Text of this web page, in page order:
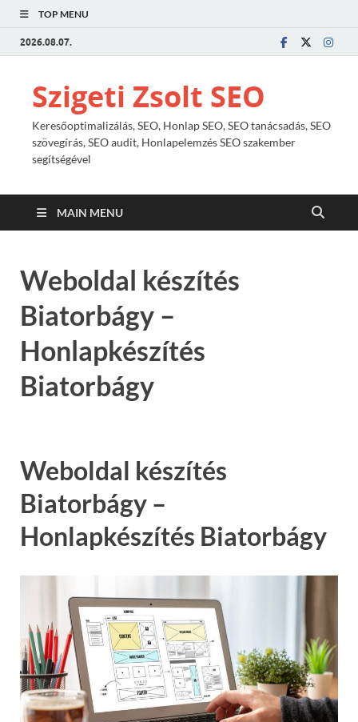
TOP MENU
2026.08.07.
Szigeti Zsolt SEO
Keresőoptimalizálás, SEO, Honlap SEO, SEO tanácsadás, SEO
szövegírás, SEO audit, Honlapelemzés SEO szakember
segítségével
MAIN MENU
Weboldal készítés
Biatorbágy –
Honlapkészítés
Biatorbágy
Weboldal készítés
Biatorbágy –
Honlapkészítés Biatorbágy